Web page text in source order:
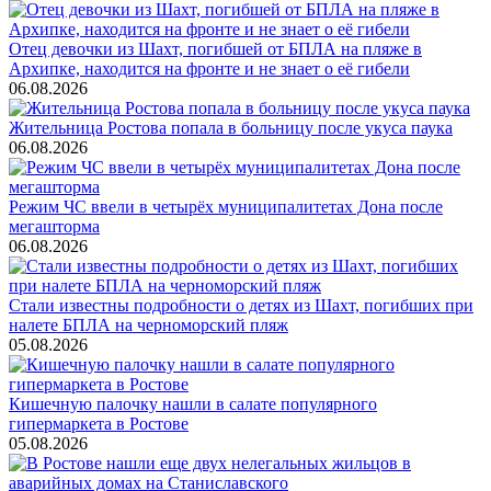
Отец девочки из Шахт, погибшей от БПЛА на пляже в
Архипке, находится на фронте и не знает о её гибели
06.08.2026
Жительница Ростова попала в больницу после укуса паука
06.08.2026
Режим ЧС ввели в четырёх муниципалитетах Дона после
мегашторма
06.08.2026
Стали известны подробности о детях из Шахт, погибших при
налете БПЛА на черноморский пляж
05.08.2026
Кишечную палочку нашли в салате популярного
гипермаркета в Ростове
05.08.2026